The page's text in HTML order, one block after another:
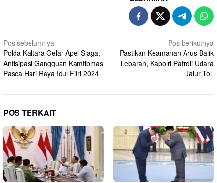
Navigasi
pos
Pos sebelumnya
Polda Kaltara Gelar Apel Siaga,
Antisipasi Gangguan Kamtibmas
Pasca Hari Raya Idul Fitri 2024
Pos berikutnya
Pastikan Keamanan Arus Balik
Lebaran, Kapolri Patroli Udara
Jalur Tol
POS TERKAIT